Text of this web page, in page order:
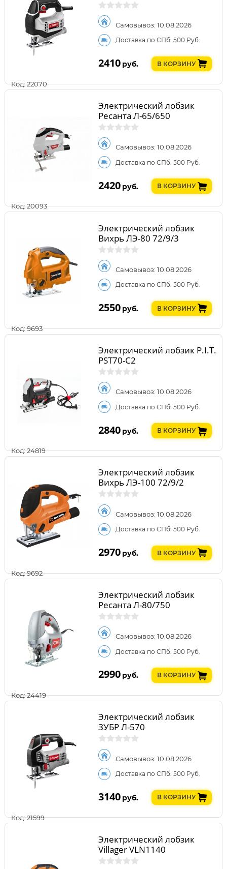
Код: 22070
Самовывоз: 10.08.2026
Доставка по СПб: 500 Руб.
2410 руб. В КОРЗИНУ
Код: 20093
Электрический лобзик
Ресанта Л-65/650
Самовывоз: 10.08.2026
Доставка по СПб: 500 Руб.
2420 руб. В КОРЗИНУ
Код: 9693
Электрический лобзик
Вихрь ЛЭ-80 72/9/3
Самовывоз: 10.08.2026
Доставка по СПб: 500 Руб.
2550 руб. В КОРЗИНУ
Код: 24819
Электрический лобзик P.I.T.
PST70-C2
Самовывоз: 10.08.2026
Доставка по СПб: 500 Руб.
2840 руб. В КОРЗИНУ
Код: 9692
Электрический лобзик
Вихрь ЛЭ-100 72/9/2
Самовывоз: 10.08.2026
Доставка по СПб: 500 Руб.
2970 руб. В КОРЗИНУ
Код: 24419
Электрический лобзик
Ресанта Л-80/750
Самовывоз: 10.08.2026
Доставка по СПб: 500 Руб.
2990 руб. В КОРЗИНУ
Код: 21599
Электрический лобзик
ЗУБР Л-570
Самовывоз: 10.08.2026
Доставка по СПб: 500 Руб.
3140 руб. В КОРЗИНУ
Электрический лобзик
Villager VLN1140